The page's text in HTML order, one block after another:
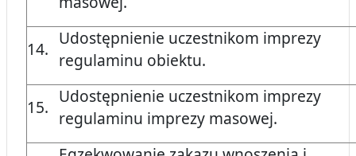
14.
Udostępnienie uczestnikom imprezy
regulaminu obiektu.
15.
Udostępnienie uczestnikom imprezy
regulaminu imprezy masowej.